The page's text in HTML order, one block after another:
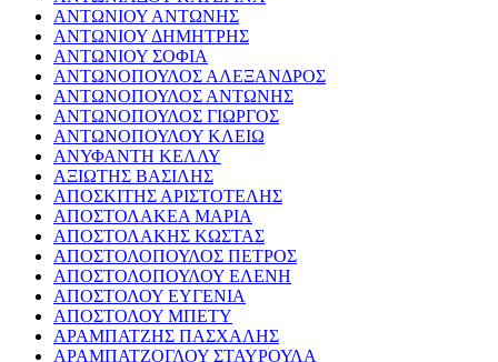
ΑΝΤΩΝΙΟΥ ΑΝΤΩΝΗΣ
ΑΝΤΩΝΙΟΥ ΔΗΜΗΤΡΗΣ
ΑΝΤΩΝΙΟΥ ΣΟΦΙΑ
ΑΝΤΩΝΟΠΟΥΛΟΣ ΑΛΕΞΑΝΔΡΟΣ
ΑΝΤΩΝΟΠΟΥΛΟΣ ΑΝΤΩΝΗΣ
ΑΝΤΩΝΟΠΟΥΛΟΣ ΓΙΩΡΓΟΣ
ΑΝΤΩΝΟΠΟΥΛΟΥ ΚΛΕΙΩ
ΑΝΥΦΑΝΤΗ ΚΕΛΛΥ
ΑΞΙΩΤΗΣ ΒΑΣΙΛΗΣ
ΑΠΟΣΚΙΤΗΣ ΑΡΙΣΤΟΤΕΛΗΣ
ΑΠΟΣΤΟΛΑΚΕΑ ΜΑΡΙΑ
ΑΠΟΣΤΟΛΑΚΗΣ ΚΩΣΤΑΣ
ΑΠΟΣΤΟΛΟΠΟΥΛΟΣ ΠΕΤΡΟΣ
ΑΠΟΣΤΟΛΟΠΟΥΛΟΥ ΕΛΕΝΗ
ΑΠΟΣΤΟΛΟΥ ΕΥΓΕΝΙΑ
ΑΠΟΣΤΟΛΟΥ ΜΠΕΤΥ
ΑΡΑΜΠΑΤΖΗΣ ΠΑΣΧΑΛΗΣ
ΑΡΑΜΠΑΤΖΟΓΛΟΥ ΣΤΑΥΡΟΥΛΑ